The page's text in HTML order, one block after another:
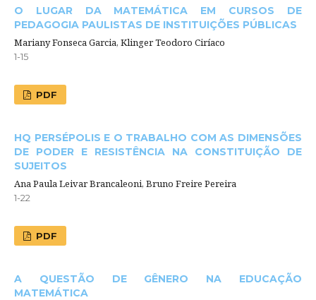
O LUGAR DA MATEMÁTICA EM CURSOS DE
PEDAGOGIA PAULISTAS DE INSTITUIÇÕES PÚBLICAS
Mariany Fonseca Garcia, Klinger Teodoro Ciríaco
1-15
PDF
HQ PERSÉPOLIS E O TRABALHO COM AS DIMENSÕES
DE PODER E RESISTÊNCIA NA CONSTITUIÇÃO DE
SUJEITOS
Ana Paula Leivar Brancaleoni, Bruno Freire Pereira
1-22
PDF
A QUESTÃO DE GÊNERO NA EDUCAÇÃO
MATEMÁTICA